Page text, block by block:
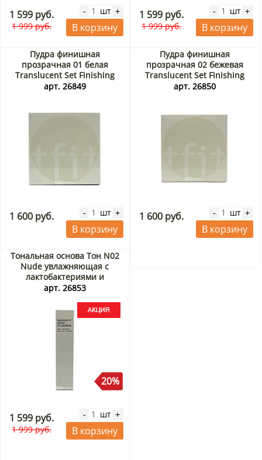
1 599 руб.
1 999 руб.
- шт +
В корзину
1 599 руб.
1 999 руб.
- шт +
В корзину
Пудра финишная
прозрачная 01 белая
Translucent Set Finishing
Powder 01 White Tfit, Корея,
арт. 26849
1 600 руб. - шт +
В корзину
Пудра финишная
прозрачная 02 бежевая
Translucent Set Finishing
Powder 02 Beige Tfit, Корея,
арт. 26850
1 600 руб. - шт +
В корзину
Тональная основа Тон N02
Nude увлажняющая с
лактобактериями и
экстрактом центеллы
Foundation Tfit, Корея, 30 г
Акция
арт. 26853
20%
1 599 руб.
1 999 руб.
- шт +
В корзину